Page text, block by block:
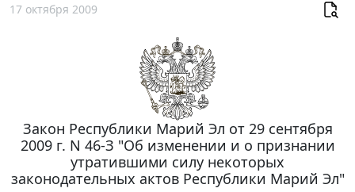
17 октября 2009
Закон Республики Марий Эл от 29 сентября
2009 г. N 46-З "Об изменении и о признании
утратившими силу некоторых
законодательных актов Республики Марий Эл"